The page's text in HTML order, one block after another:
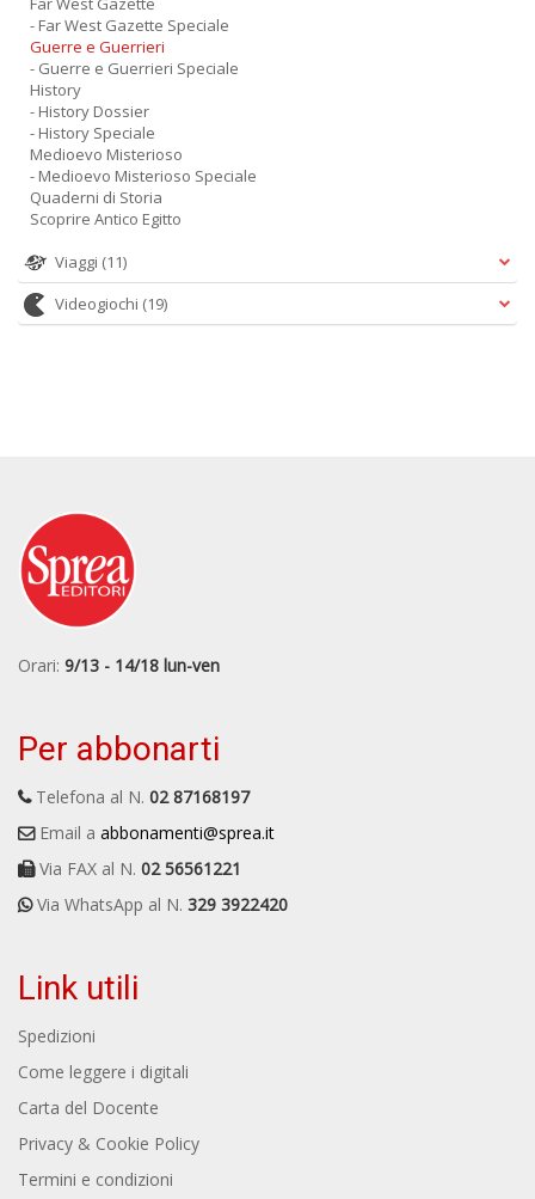
- Far West Gazette Speciale
Guerre e Guerrieri
- Guerre e Guerrieri Speciale
History
- History Dossier
- History Speciale
Medioevo Misterioso
- Medioevo Misterioso Speciale
Quaderni di Storia
Scoprire Antico Egitto
Viaggi (11)
Videogiochi (19)
Orari: 9/13 - 14/18 lun-ven
Per abbonarti
Telefona al N. 02 87168197
Email a abbonamenti@sprea.it
Via FAX al N. 02 56561221
Via WhatsApp al N. 329 3922420
Link utili
Spedizioni
Come leggere i digitali
Carta del Docente
Privacy & Cookie Policy
Termini e condizioni